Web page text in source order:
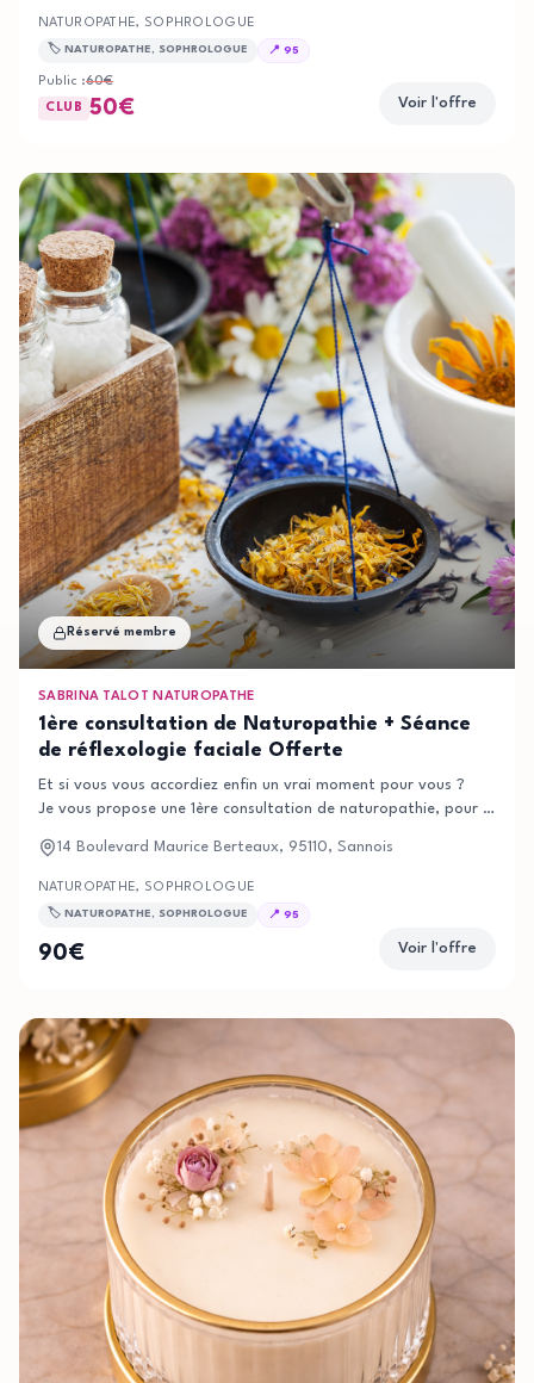
NATUROPATHE, SOPHROLOGUE
🏷️ NATUROPATHE, SOPHROLOGUE 📍 95
Public :60€
CLUB
50€ Voir l'offre
Réservé membre
SABRINA TALOT NATUROPATHE
1ère consultation de Naturopathie + Séance
de réflexologie faciale Offerte
Et si vous vous accordiez enfin un vrai moment pour vous ?
Je vous propose une 1ère consultation de naturopathie, pour faire
vous Le cabinet se situe au 14 boulevard Maurice Berteaux à
14 Boulevard Maurice Berteaux, 95110, Sannois
NATUROPATHE, SOPHROLOGUE
🏷️ NATUROPATHE, SOPHROLOGUE 📍 95
90€ Voir l'offre